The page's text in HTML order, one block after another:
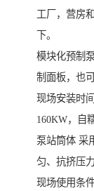
工厂，营房
下。
模块化预制
制面板，也
现场安装时
160KW，自
泵站筒体 采
匀、抗挤压
现场使用条